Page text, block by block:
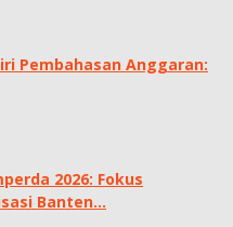
Pembahasan Anggaran:
2026: Fokus
Banten...